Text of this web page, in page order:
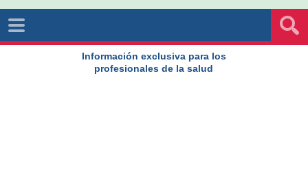
Información exclusiva para los
profesionales de la salud